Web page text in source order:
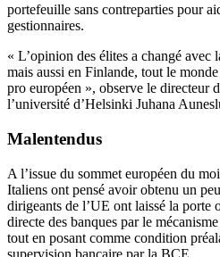
portefeuille sans contreparties pour
gestionnaires.
« L’opinion des élites a changé avec
mais aussi en Finlande, tout le
pro européen », observe le directeur
l’université d’Helsinki Juhana
Malentendus
A l’issue du sommet européen du
Italiens ont pensé avoir obtenu un
dirigeants de l’UE ont laissé la porte
directe des banques par le
tout en posant comme condition
supervision bancaire par la BCE.